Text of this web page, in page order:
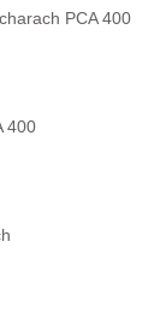
PCA 400
400